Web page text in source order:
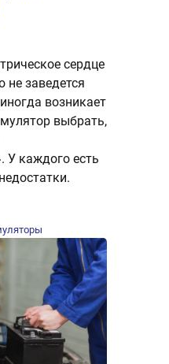
сердце
не заведется
возникает
выбрать,
У каждого есть